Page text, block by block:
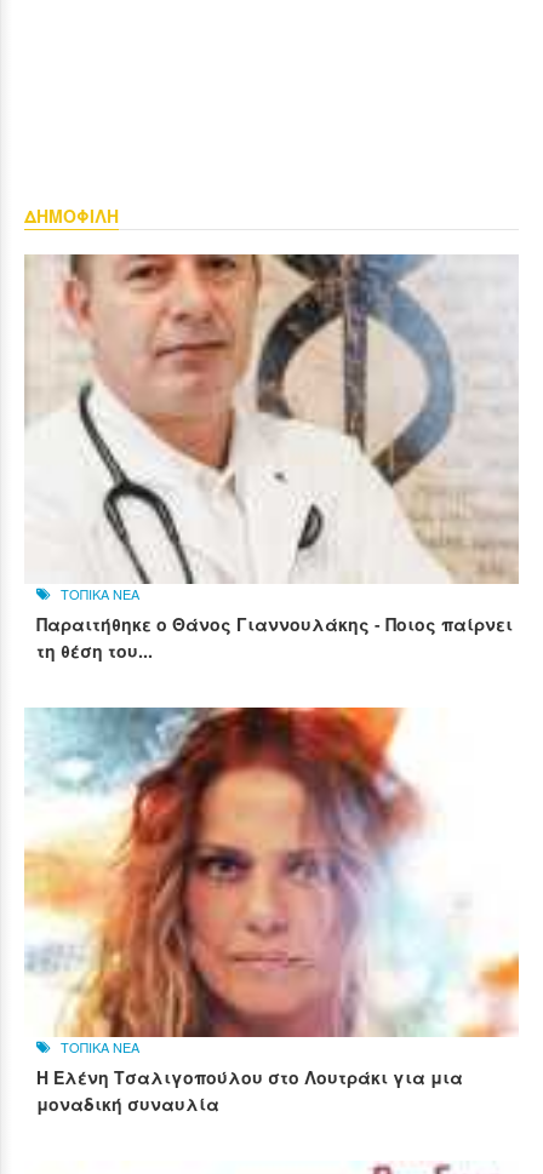
ΔΗΜΟΦΙΛΗ
ΤΟΠΙΚΑ ΝΕΑ
Παραιτήθηκε ο Θάνος Γιαννουλάκης - Ποιος παίρνει
τη θέση του...
ΤΟΠΙΚΑ ΝΕΑ
Η Ελένη Τσαλιγοπούλου στο Λουτράκι για μια
μοναδική συναυλία